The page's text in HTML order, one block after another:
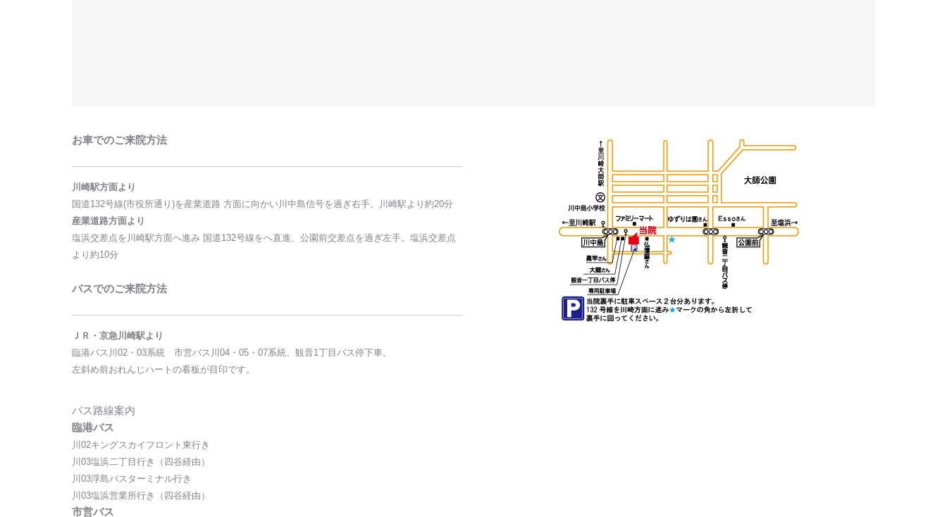
お車でのご来院方法
川崎駅方面より
国道132号線(市役所通り)を産業道路 方面に向かい川中島信号を過ぎ右手。川崎駅より約20分
産業道路方面より
塩浜交差点を川崎駅方面へ進み 国道132号線をへ直進、公園前交差点を過ぎ左手。塩浜交差点
より約10分
バスでのご来院方法
ＪＲ・京急川崎駅より
臨港バス川02・03系統 市営バス川04・05・07系統、観音1丁目バス停下車。
左斜め前おれんじハートの看板が目印です。
バス路線案内
臨港バス
川02キングスカイフロント東行き
川03塩浜二丁目行き（四谷経由）
川03浮島バスターミナル行き
川03塩浜営業所行き（四谷経由）
市営バス